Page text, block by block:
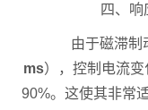
四、响
由于磁滞制
ms），控制电流
90%。这使其非常